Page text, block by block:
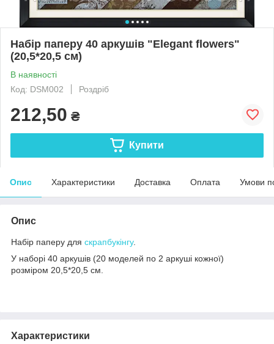
Набір паперу 40 аркушів "Elegant flowers"
(20,5*20,5 см)
В наявності
Код: DSM002
Роздріб
212,50 ₴
Купити
Опис Характеристики Доставка Оплата Умови
Опис
Набір паперу для скрапбукінгу.
У наборі 40 аркушів (20 моделей по 2 аркуші кожної)
розміром 20,5*20,5 см.
Характеристики